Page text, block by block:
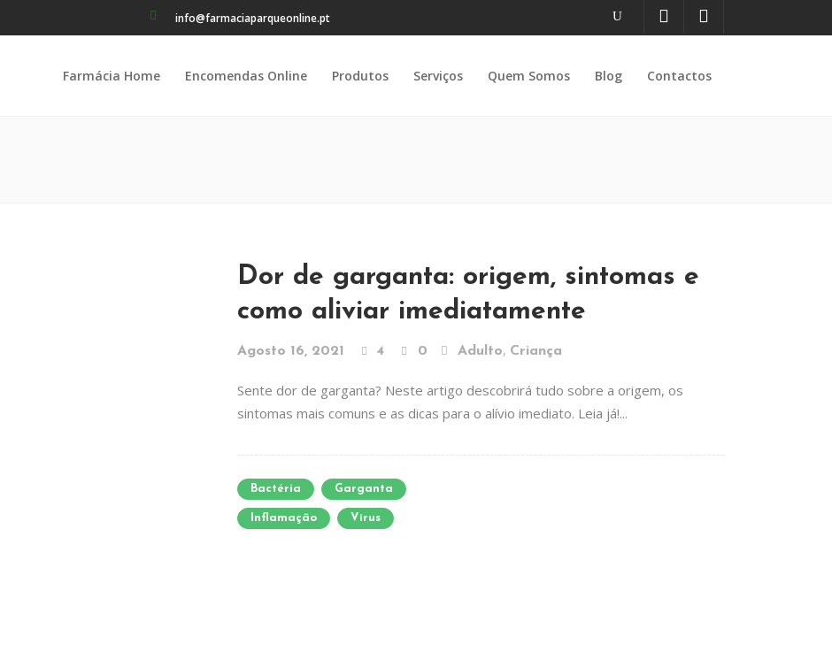
info@farmaciaparqueonline.pt
Farmácia Home Encomendas Online Produtos Serviços Quem Somos Blog Contactos
Dor de garganta: origem, sintomas e
como aliviar imediatamente
Agosto 16, 2021 4 0 Adulto, Criança
Sente dor de garganta? Neste artigo descobrirá tudo sobre a origem, os
sintomas mais comuns e as dicas para o alívio imediato. Leia já!...
Bactéria Garganta
Inflamação Vírus